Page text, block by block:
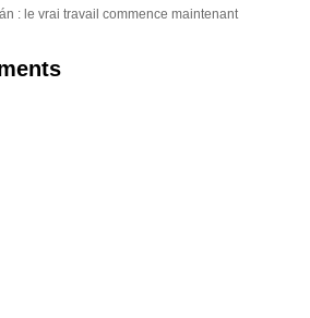
: le vrai travail commence maintenant